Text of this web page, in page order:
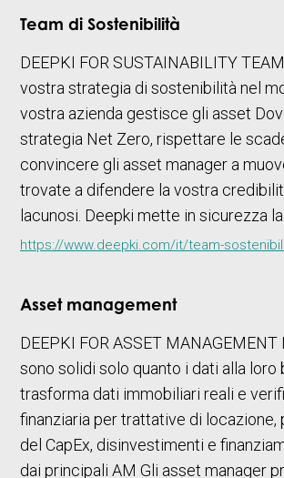
Team di Sostenibilità
DEEPKI FOR SUSTAINABILITY
vostra strategia di sostenibilità nel
vostra azienda gestisce gli asset
strategia Net Zero, rispettare le
convincere gli asset manager a
trovate a difendere la vostra
lacunosi. Deepki mette in sicurezza
https://www.deepki.com/it/team-
Asset management
DEEPKI FOR ASSET
sono solidi solo quanto i dati alla loro
trasforma dati immobiliari reali e
finanziaria per trattative di locazione,
del CapEx, disinvestimenti e
dai principali AM Gli asset manager